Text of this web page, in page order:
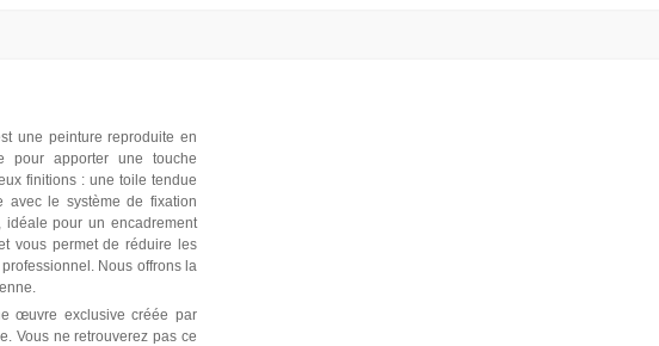
une peinture reproduite en
pour apporter une touche
finitions : une toile tendue
avec le système de fixation
pour un encadrement
vous permet de réduire les
Nous offrons la
œuvre exclusive créée par
Vous ne retrouverez pas ce